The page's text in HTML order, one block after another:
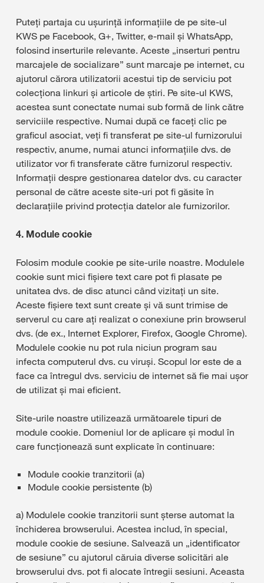
Puteți partaja cu ușurință informațiile de pe site-ul
KWS pe Facebook, G+, Twitter, e-mail și WhatsApp,
folosind inserturile relevante. Aceste „inserturi pentru
marcajele de socializare” sunt marcaje pe internet, cu
ajutorul cărora utilizatorii acestui tip de serviciu pot
colecționa linkuri și articole de știri. Pe site-ul KWS,
acestea sunt conectate numai sub formă de link către
serviciile respective. Numai după ce faceți clic pe
graficul asociat, veți fi transferat pe site-ul furnizorului
respectiv, anume, numai atunci informațiile dvs. de
utilizator vor fi transferate către furnizorul respectiv.
Informații despre gestionarea datelor dvs. cu caracter
personal de către aceste site-uri pot fi găsite în
declarațiile privind protecția datelor ale furnizorilor.
4. Module cookie
Folosim module cookie pe site-urile noastre. Modulele
cookie sunt mici fișiere text care pot fi plasate pe
unitatea dvs. de disc atunci când vizitați un site.
Aceste fișiere text sunt create și vă sunt trimise de
serverul cu care ați realizat o conexiune prin browserul
dvs. (de ex., Internet Explorer, Firefox, Google Chrome).
Modulele cookie nu pot rula niciun program sau
infecta computerul dvs. cu viruși. Scopul lor este de a
face ca întregul dvs. serviciu de internet să fie mai ușor
de utilizat și mai eficient.
Site-urile noastre utilizează următoarele tipuri de
module cookie. Domeniul lor de aplicare și modul în
care funcționează sunt explicate în continuare:
Module cookie tranzitorii (a)
Module cookie persistente (b)
a) Modulele cookie tranzitorii sunt șterse automat la
închiderea browserului. Acestea includ, în special,
module cookie de sesiune. Salvează un „identificator
de sesiune” cu ajutorul căruia diverse solicitări ale
browserului dvs. pot fi alocate întregii sesiuni. Aceasta